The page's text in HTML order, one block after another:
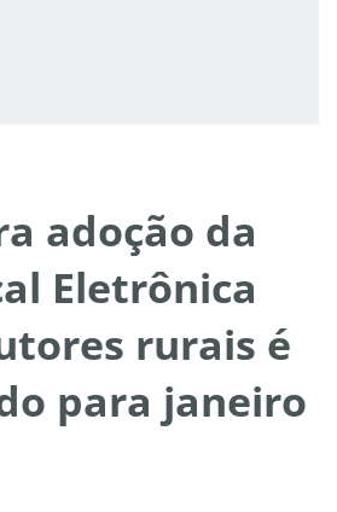
adoção da
Eletrônica
rurais é
para janeiro